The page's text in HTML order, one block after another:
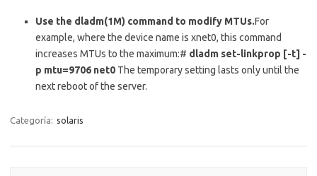
Use the dladm(1M) command to modify MTUs.For
example, where the device name is xnet0, this command
increases MTUs to the maximum:# dladm set-linkprop [-t] -
p mtu=9706 net0 The temporary setting lasts only until the
next reboot of the server.
Categoría: solaris